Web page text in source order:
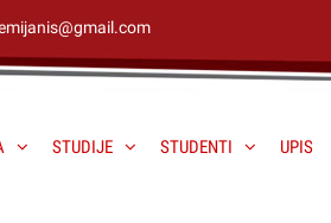
STUDIJE STUDENTI UPIS